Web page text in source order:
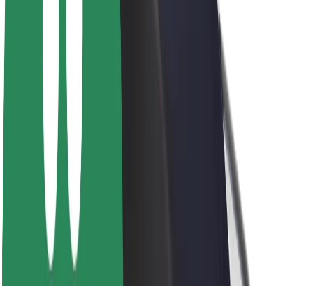
Tinklaraštis
Naujienų centras
Prekių ženklo gairės
Misija
Investuotojams
Vadovybė
Prekės ženklas
Žiniasklaidai
„Urban Fund“